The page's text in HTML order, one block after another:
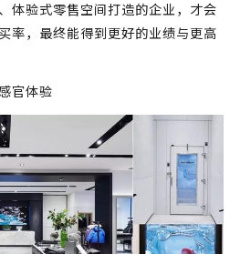
体验式零售空间打造的企业，才会
率，最终能得到更好的业绩与更高
官体验